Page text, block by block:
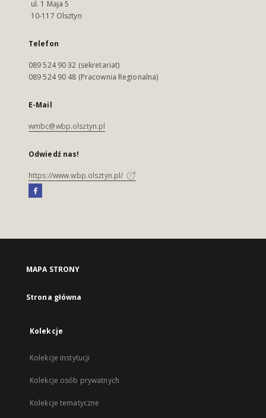
ul. 1 Maja 5
10-117 Olsztyn
Telefon
089 524 90 32 (sekretariat)
089 524 90 48 (Pracownia Regionalna)
E-Mail
wmbc@wbp.olsztyn.pl
Odwiedź nas!
https://www.wbp.olsztyn.pl/
MAPA STRONY
Strona główna
Kolekcje
Kolekcje instytucji
Kolekcje osób prywatnych
Kolekcje tematyczne